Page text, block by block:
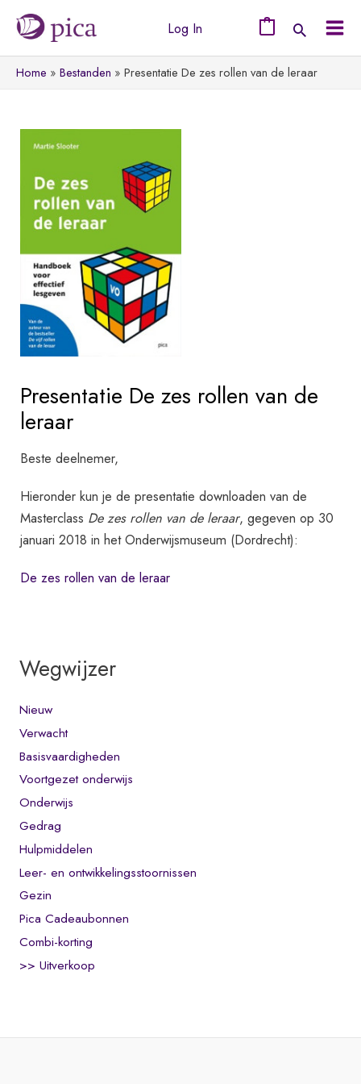
naar
de
inhoud
Log In
Home Bestanden Presentatie De zes rollen van de leraar
Presentatie De zes rollen van de
leraar
Beste deelnemer,
Hieronder kun je de presentatie downloaden van de
Masterclass De zes rollen van de leraar, gegeven op 30
januari 2018 in het Onderwijsmuseum (Dordrecht):
De zes rollen van de leraar
Wegwijzer
Nieuw
Verwacht
Basisvaardigheden
Voortgezet onderwijs
Onderwijs
Gedrag
Hulpmiddelen
Leer- en ontwikkelingsstoornissen
Gezin
Pica Cadeaubonnen
Combi-korting
>> Uitverkoop